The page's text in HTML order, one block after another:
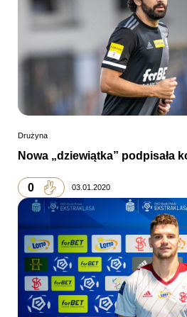
Drużyna
Nowa „dziewiątka” podpisała
0 03.01.2020